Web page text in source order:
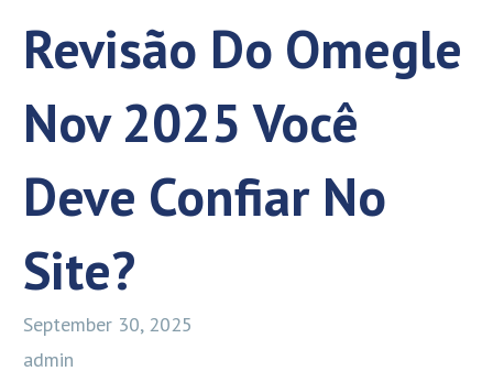
Revisão Do Omegle
Nov 2025 Você
Deve Confiar No
Site?
September 30, 2025
admin